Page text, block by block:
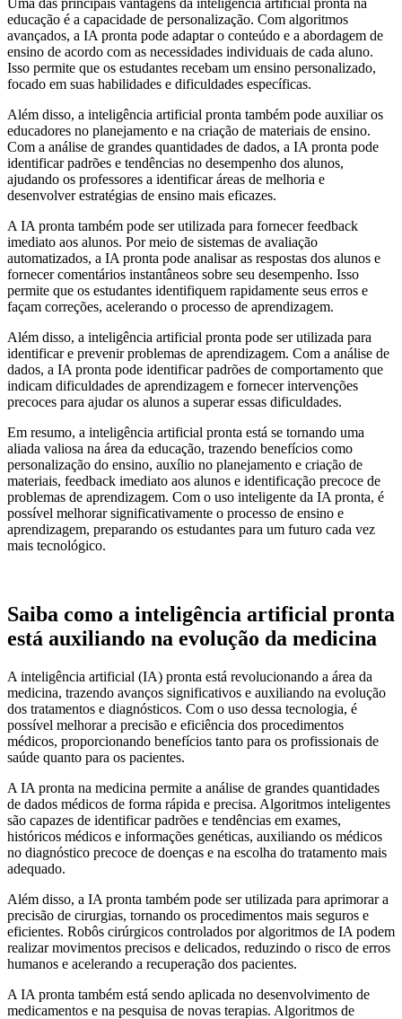
Uma das principais vantagens da inteligência artificial pronta na
educação é a capacidade de personalização. Com algoritmos
avançados, a IA pronta pode adaptar o conteúdo e a abordagem de
ensino de acordo com as necessidades individuais de cada aluno.
Isso permite que os estudantes recebam um ensino personalizado,
focado em suas habilidades e dificuldades específicas.
Além disso, a inteligência artificial pronta também pode auxiliar os
educadores no planejamento e na criação de materiais de ensino.
Com a análise de grandes quantidades de dados, a IA pronta pode
identificar padrões e tendências no desempenho dos alunos,
ajudando os professores a identificar áreas de melhoria e
desenvolver estratégias de ensino mais eficazes.
A IA pronta também pode ser utilizada para fornecer feedback
imediato aos alunos. Por meio de sistemas de avaliação
automatizados, a IA pronta pode analisar as respostas dos alunos e
fornecer comentários instantâneos sobre seu desempenho. Isso
permite que os estudantes identifiquem rapidamente seus erros e
façam correções, acelerando o processo de aprendizagem.
Além disso, a inteligência artificial pronta pode ser utilizada para
identificar e prevenir problemas de aprendizagem. Com a análise de
dados, a IA pronta pode identificar padrões de comportamento que
indicam dificuldades de aprendizagem e fornecer intervenções
precoces para ajudar os alunos a superar essas dificuldades.
Em resumo, a inteligência artificial pronta está se tornando uma
aliada valiosa na área da educação, trazendo benefícios como
personalização do ensino, auxílio no planejamento e criação de
materiais, feedback imediato aos alunos e identificação precoce de
problemas de aprendizagem. Com o uso inteligente da IA pronta, é
possível melhorar significativamente o processo de ensino e
aprendizagem, preparando os estudantes para um futuro cada vez
mais tecnológico.
Saiba como a inteligência artificial pronta
está auxiliando na evolução da medicina
A inteligência artificial (IA) pronta está revolucionando a área da
medicina, trazendo avanços significativos e auxiliando na evolução
dos tratamentos e diagnósticos. Com o uso dessa tecnologia, é
possível melhorar a precisão e eficiência dos procedimentos
médicos, proporcionando benefícios tanto para os profissionais de
saúde quanto para os pacientes.
A IA pronta na medicina permite a análise de grandes quantidades
de dados médicos de forma rápida e precisa. Algoritmos inteligentes
são capazes de identificar padrões e tendências em exames,
históricos médicos e informações genéticas, auxiliando os médicos
no diagnóstico precoce de doenças e na escolha do tratamento mais
adequado.
Além disso, a IA pronta também pode ser utilizada para aprimorar a
precisão de cirurgias, tornando os procedimentos mais seguros e
eficientes. Robôs cirúrgicos controlados por algoritmos de IA podem
realizar movimentos precisos e delicados, reduzindo o risco de erros
humanos e acelerando a recuperação dos pacientes.
A IA pronta também está sendo aplicada no desenvolvimento de
medicamentos e na pesquisa de novas terapias. Algoritmos de